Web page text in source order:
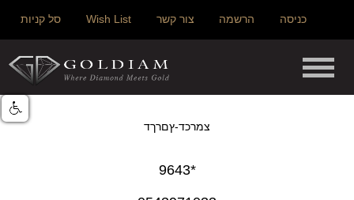
כניסה הרשמה צור קשר Wish List סל קניות
צמרכד-ץםרךד
*9643